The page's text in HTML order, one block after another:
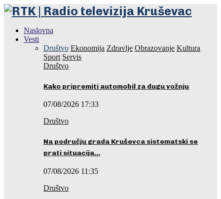
Naslovna
Vesti
Društvo Ekonomija Zdravlje Obrazovanje Kultura
Sport Servis
Društvo
Kako pripremiti automobil za dugu vožnju
07/08/2026 17:33
Društvo
Na području grada Kruševca sistematski se
prati situacija…
07/08/2026 11:35
Društvo